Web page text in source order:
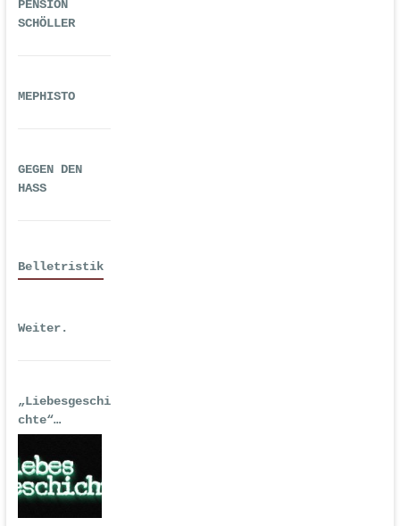
PENSION
SCHÖLLER
MEPHISTO
GEGEN DEN
HASS
Belletristik
Weiter.
„Liebesgeschi
chte“
| Erstausgabe
2016 als
Hörspiel